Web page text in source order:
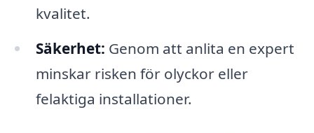
kvalitet.
Säkerhet: Genom att anlita en expert
minskar risken för olyckor eller
felaktiga installationer.